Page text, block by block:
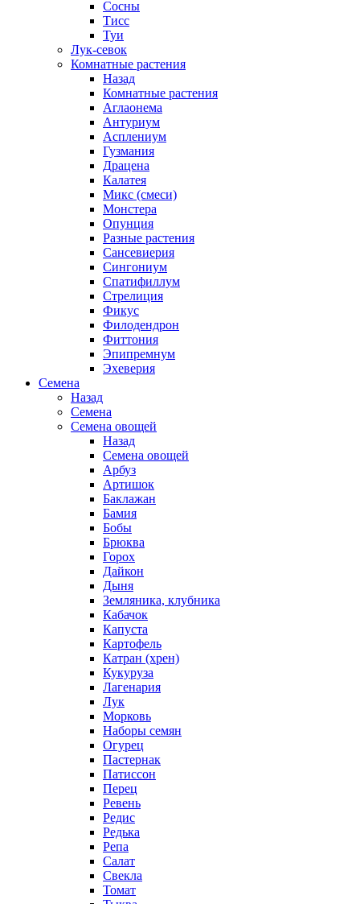
Сосны
Тисс
Туи
Лук-севок
Комнатные растения
Назад
Комнатные растения
Аглаонема
Антуриум
Асплениум
Гузмания
Драцена
Калатея
Микс (смеси)
Монстера
Опунция
Разные растения
Сансевиерия
Сингониум
Спатифиллум
Стрелиция
Фикус
Филодендрон
Фиттония
Эпипремнум
Эхеверия
Семена
Назад
Семена
Семена овощей
Назад
Семена овощей
Арбуз
Артишок
Баклажан
Бамия
Бобы
Брюква
Горох
Дайкон
Дыня
Земляника, клубника
Кабачок
Капуста
Картофель
Катран (хрен)
Кукуруза
Лагенария
Лук
Морковь
Наборы семян
Огурец
Пастернак
Патиссон
Перец
Ревень
Редис
Редька
Репа
Салат
Свекла
Томат